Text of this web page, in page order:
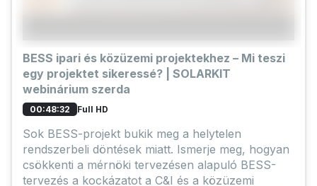
BESS ipari és közüzemi projektekhez – Mi teszi
egy projektet sikeressé? | SOLARKIT
webinárium szerda
00:48:32 Full HD
Sok BESS-projekt bukik meg a helytelen
rendszerbeli döntések miatt. Ismerje meg, hogyan
csökkenti a mérnöki tervezésen alapuló BESS-
tervezés a kockázatot a C&I és a közüzemi